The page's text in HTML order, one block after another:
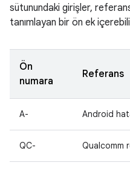
sütunundaki girişler,
tanımlayan bir ön ek
Ön
numara
Referans
A- Android
QC- Qualcomm